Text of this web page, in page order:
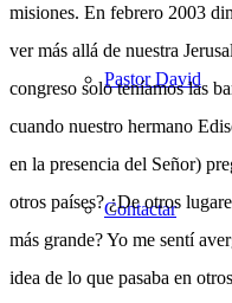
Pastor David
Contactar
misiones. En febrero 2003
ver más allá de nuestra
congreso solo teníamos las
cuando nuestro hermano
en la presencia del Señor)
otros países? ¿De otros
más grande? Yo me sentí
idea de lo que pasaba en